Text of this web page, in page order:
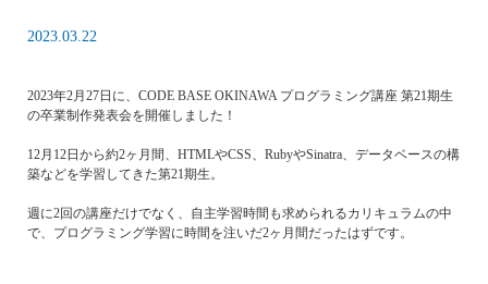
2023.03.22
2023年2月27日に、CODE BASE OKINAWA プログラミング講座 第21期生
の卒業制作発表会を開催しました！
12月12日から約2ヶ月間、HTMLやCSS、RubyやSinatra、データベースの構
築などを学習してきた第21期生。
週に2回の講座だけでなく、自主学習時間も求められるカリキュラムの中
で、プログラミング学習に時間を注いだ2ヶ月間だったはずです。